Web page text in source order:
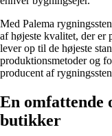
Med Palema
af højeste kvalitet, der er
lever op til de højeste
produktionsmetoder og
producent af
En omfattende
butikker